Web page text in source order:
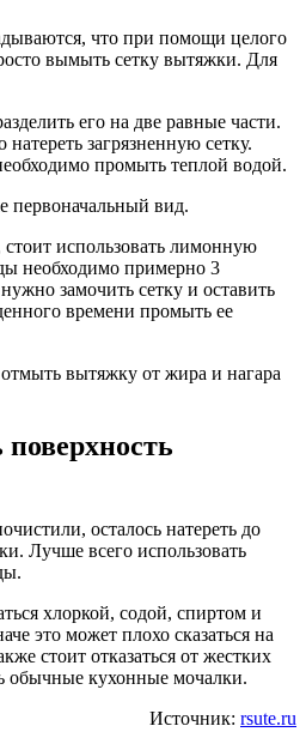
что при помощи целого
вымыть сетку вытяжки. Для
его на две равные части.
загрязненную сетку.
промыть теплой водой.
первоначальный вид.
использовать лимонную
необходимо примерно 3
замочить сетку и оставить
времени промыть ее
осталось натереть до
Лучше всего использовать
хлоркой, содой, спиртом и
это может плохо сказаться на
стоит отказаться от жестких
обычные кухонные мочалки.
Источник: rsute.ru